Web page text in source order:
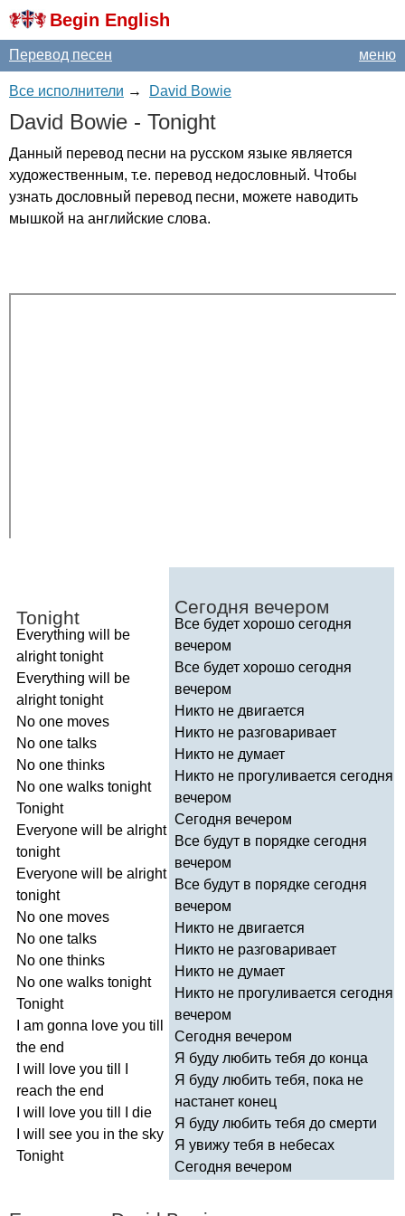
Begin English
меню
Перевод песен
Все исполнители → David Bowie
David Bowie - Tonight
Данный перевод песни на русском языке является
художественным, т.е. перевод недословный. Чтобы
узнать дословный перевод песни, можете наводить
мышкой на английские слова.
Tonight
Everything will
be
alright tonight
Everything will
be
alright tonight
No one moves
No one talks
No one thinks
No one walks tonight
Tonight
Everyone will be alright
tonight
Everyone will be alright
tonight
No one moves
No one talks
No one thinks
No one walks tonight
Tonight
am gonna love you till
the end
will love you till
reach the end
will love you till
die
will see you in the sky
Tonight
Сегодня вечером
Все будет хорошо сегодня
вечером
Все будет хорошо сегодня
вечером
Никто не двигается
Никто не разговаривает
Никто не думает
Никто не прогуливается сегодня
вечером
Сегодня вечером
Все будут в порядке сегодня
вечером
Все будут в порядке сегодня
вечером
Никто не двигается
Никто не разговаривает
Никто не думает
Никто не прогуливается сегодня
вечером
Сегодня вечером
Я буду любить тебя до конца
Я буду любить тебя, пока не
настанет конец
Я буду любить тебя до смерти
Я увижу тебя в небесах
Сегодня вечером